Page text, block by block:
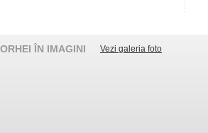
ORHEI ÎN IMAGINI Vezi galeria foto